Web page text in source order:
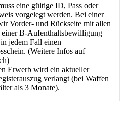
eine gültige ID, Pass oder
vorgelegt werden. Bei einer
Vorder- und Rückseite mit allen
B-Aufenthaltsbewilligung
jedem Fall einen
(Weitere Infos auf
Erwerb wird ein aktueller
verlangt (bei Waffen
als 3 Monate).